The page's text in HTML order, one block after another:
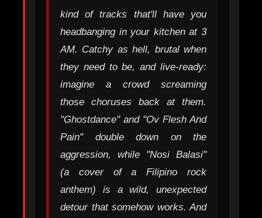
kind of tracks that'll have you
headbanging in your kitchen at 3
AM. Catchy as hell, brutal when
they need to be, and live-ready:
imagine a crowd screaming
those choruses back at them.
"Ghostdance" and "Ov Flesh And
Pain" double down on the
aggression, while "Nosi Balasi"
(a cover of a Filipino rock
anthem) is a wild, unexpected
detour that somehow works. And